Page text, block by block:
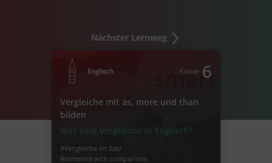
Nächster Lernweg
Englisch Klasse 6
Vergleiche mit as, more und than
bilden
Was sind Vergleiche in Englisch?
#Vergleiche im Satz
#sentence with comparison